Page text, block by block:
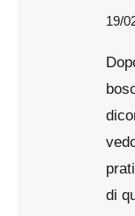
19/
di